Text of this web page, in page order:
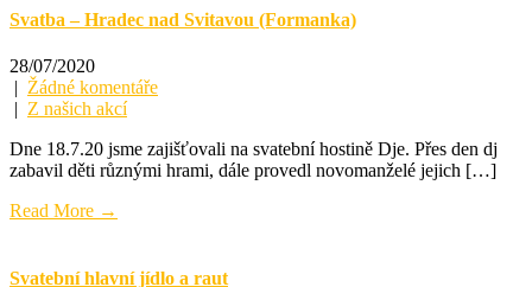
Svatba – Hradec nad Svitavou (Formanka)
28/07/2020
| Žádné komentáře
| Z našich akcí
Dne 18.7.20 jsme zajišťovali na svatební hostině Dje. Přes den dj
zabavil děti různými hrami, dále provedl novomanželé jejich […]
Read More →
Svatební hlavní jídlo a raut